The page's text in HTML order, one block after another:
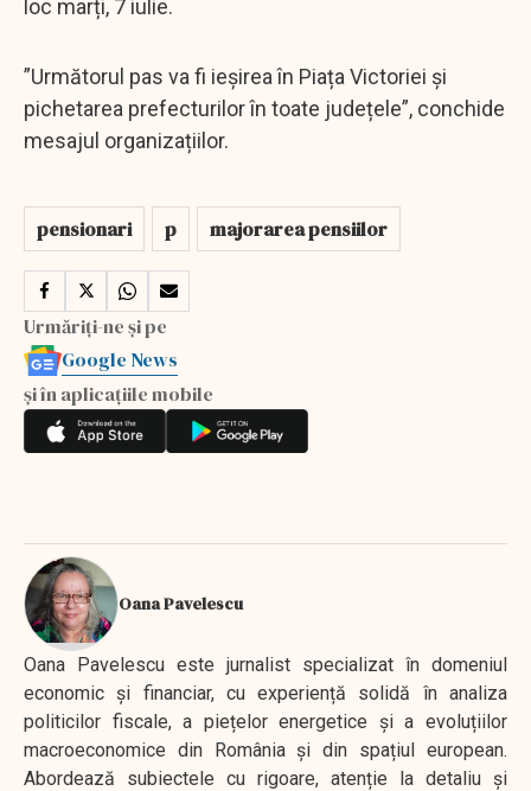
loc marți, 7 iulie.
”Următorul pas va fi ieșirea în Piața Victoriei și
pichetarea prefecturilor în toate județele”, conchide
mesajul organizațiilor.
pensionari p majorarea pensiilor
Urmăriți-ne și pe
Google News
și în aplicațiile mobile
Oana Pavelescu
Oana Pavelescu este jurnalist specializat în domeniul
economic și financiar, cu experiență solidă în analiza
politicilor fiscale, a piețelor energetice și a evoluțiilor
macroeconomice din România și din spațiul european.
Abordează subiectele cu rigoare, atenție la detaliu și